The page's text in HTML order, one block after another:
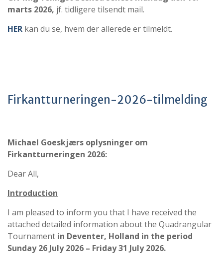
marts 2026, jf. tidligere tilsendt mail.
HER kan du se, hvem der allerede er tilmeldt.
Firkantturneringen-2026-tilmelding
Michael Goeskjærs oplysninger om
Firkantturneringen 2026:
Dear All,
Introduction
I am pleased to inform you that I have received the
attached detailed information about the Quadrangular
Tournament in Deventer, Holland in the period
Sunday 26 July 2026 – Friday 31 July 2026.